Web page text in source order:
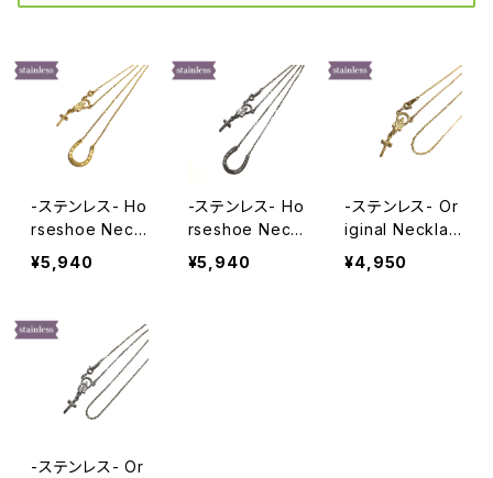
-ステンレス- Ho
rseshoe Neckl
ace GOLD
¥5,940
-ステンレス- Ho
rseshoe Neckl
ace SILVER
¥5,940
-ステンレス- Or
iginal Necklac
e GOLD
¥4,950
-ステンレス- Or